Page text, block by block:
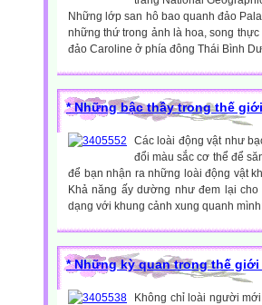
Những lớp san hô bao quanh đảo
những thứ trong ảnh là hoa, song
đảo Caroline ở phía đông Thái Bình
* Những bậc thầy trong thế
Các loài động vật như
đổi màu sắc cơ thể để
để bạn nhận ra những loài động vật
Khả năng ấy dường như đem lại
dạng với khung cảnh xung quanh
* Những kỳ quan trong thế
Không chỉ loài người